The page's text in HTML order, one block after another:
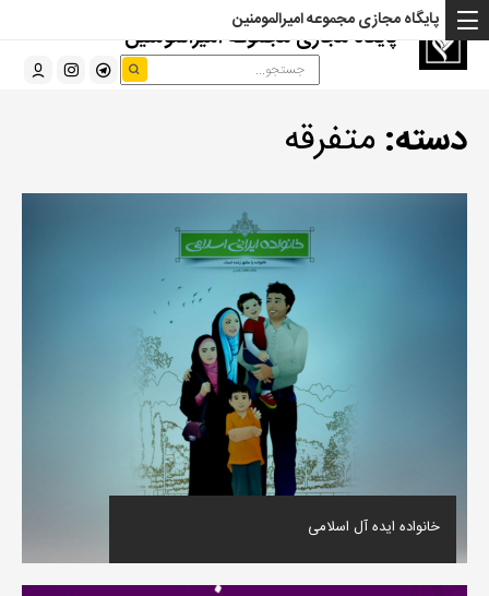
پایگاه مجازی مجموعه امیرالمومنین
پایگاه مجازی مجموعه امیرالمومنین
دسته: متفرقه
خانواده ایده آل اسلامی